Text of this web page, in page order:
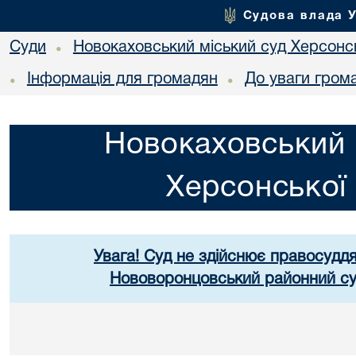
Судова влада
Суди • Новокаховський міський суд
• Інформація для громадян • До уваги
Новокаховський
Херсонської
Увага! Суд не здійснює
Нововоронцовський районний